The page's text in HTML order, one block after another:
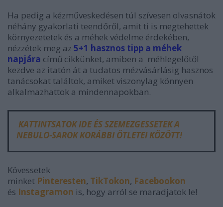
Ha pedig a kézműveskedésen túl szívesen olvasnátok
néhány gyakorlati teendőről, amit ti is megtehettek
környezetetek és a méhek védelme érdekében,
nézzétek meg az 5+1 hasznos tipp a méhek
napjára című cikkünket, amiben a méhlegelőtől
kezdve az itatón át a tudatos mézvásárlásig hasznos
tanácsokat találtok, amiket viszonylag könnyen
alkalmazhattok a mindennapokban.
KATTINTSATOK IDE ÉS SZEMEZGESSETEK A
NEBULO-SAROK KORÁBBI ÖTLETEI KÖZÖTT!
Kövessetek
minket Pinteresten, TikTokon, Facebookon
és Instagramon is, hogy arról se maradjatok le!